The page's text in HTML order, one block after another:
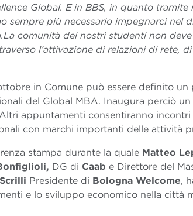
Global. E in BBS, in quanto
sempre più necessario impegnarci nel
comunità dei nostri studenti non deve
l’attivazione di relazioni di rete,
in Comune può essere definito un
del Global MBA. Inaugura perciò
appuntamenti consentiranno
con marchi importanti delle attività
stampa durante la quale Matteo
DG di Caab e Direttore del
Presidente di Bologna Welcome,
e lo sviluppo economico nella città